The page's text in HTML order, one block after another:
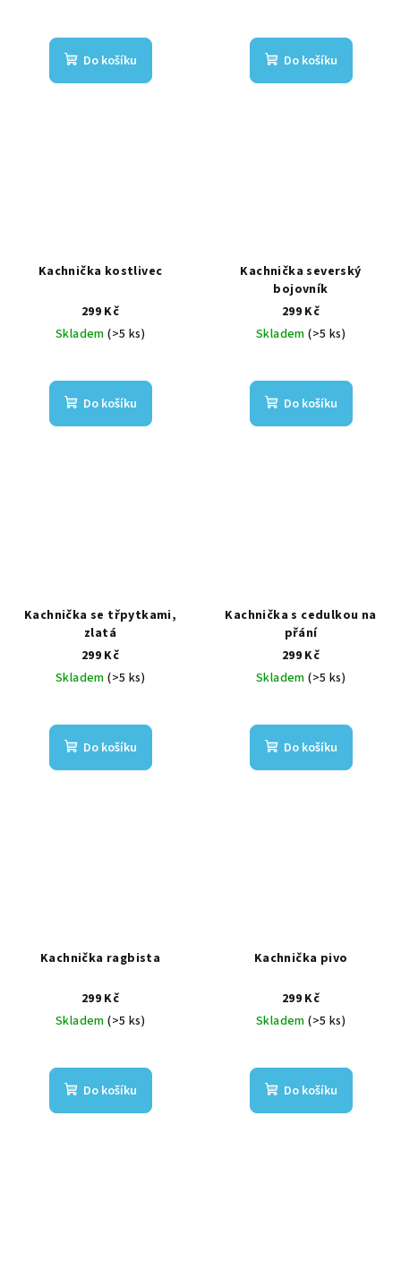
Do košíku Do košíku
Kachnička kostlivec
299 Kč
Skladem(>5 ks)
Do košíku
Kachnička severský
bojovník
299 Kč
Skladem(>5 ks)
Do košíku
Kachnička se třpytkami,
zlatá
299 Kč
Skladem(>5 ks)
Do košíku
Kachnička s cedulkou na
přání
299 Kč
Skladem(>5 ks)
Do košíku
Kachnička ragbista
299 Kč
Skladem(>5 ks)
Do košíku
Kachnička pivo
299 Kč
Skladem(>5 ks)
Do košíku